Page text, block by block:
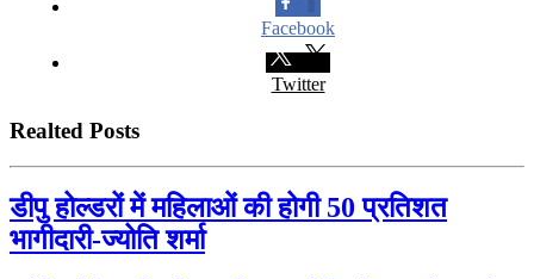
Facebook
Twitter
Realted Posts
डीपु होल्डरों में महिलाओं की होगी 50 प्रतिशत
भागीदारी-ज्योति शर्मा